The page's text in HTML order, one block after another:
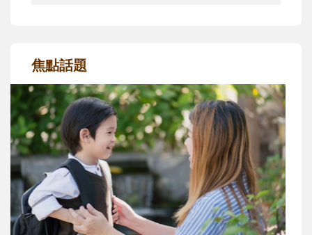
焦點話題